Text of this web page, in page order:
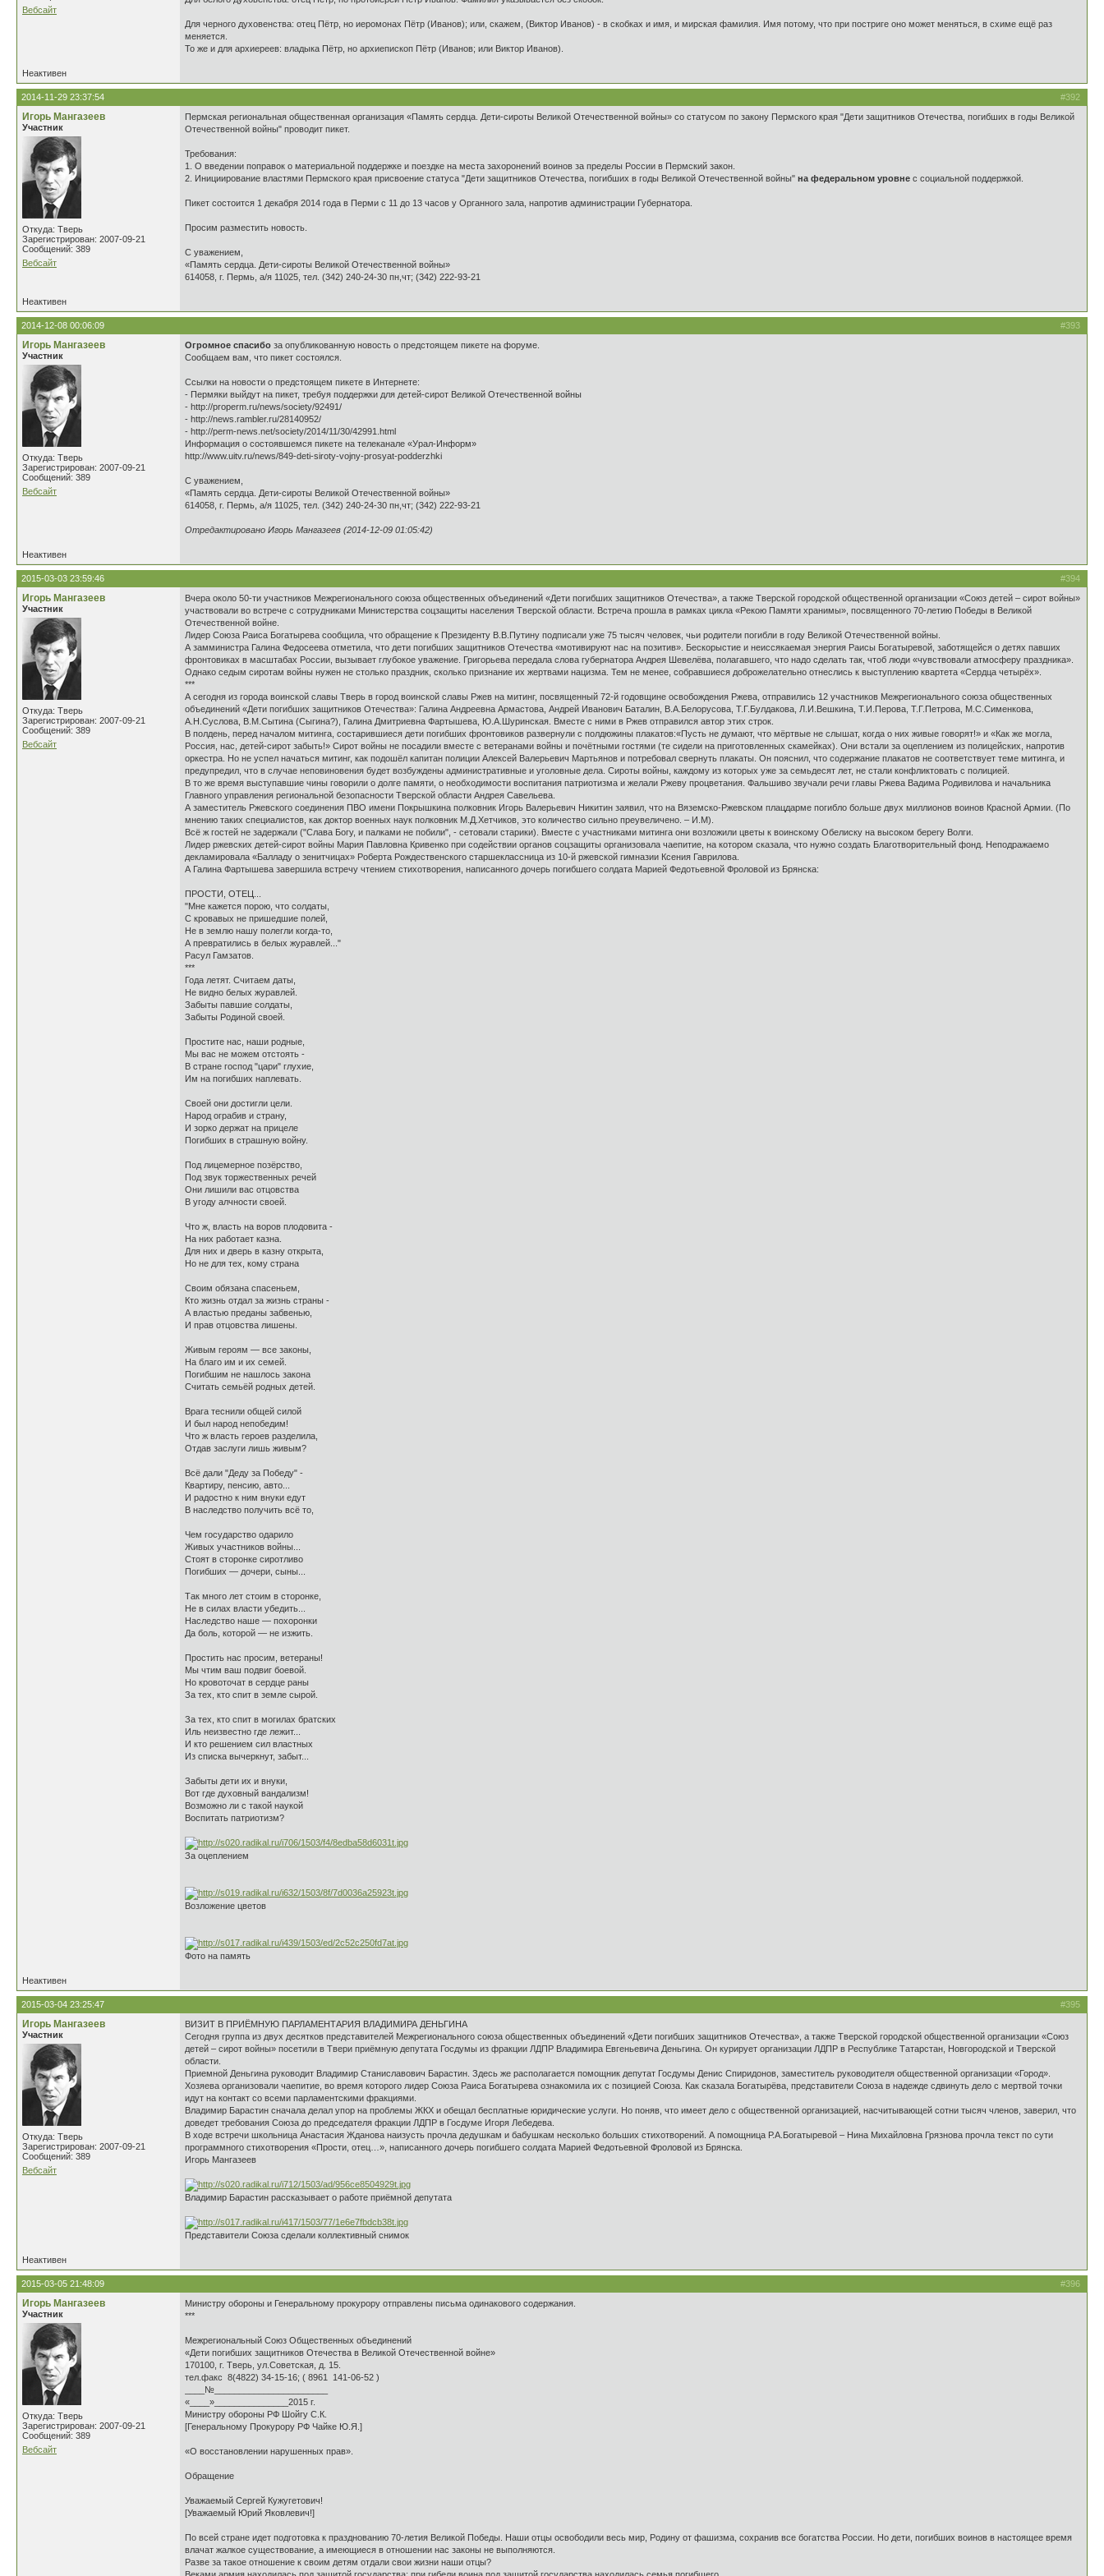
Вебсайт
Для черного духовенства: отец Пётр, но иеромонах Пётр (Иванов); или, скажем, (Виктор Иванов) - в скобках и имя, и мирская фамилия. Имя потому, что при постриге оно может меняться, в схиме ещё раз
меняется.
То же и для архиереев: владыка Пётр, но архиепископ Пётр (Иванов; или Виктор Иванов).
Неактивен
#392
2014-11-29 23:37:54
Игорь Мангазеев
Участник
Откуда: Тверь
Зарегистрирован: 2007-09-21
Сообщений: 389
Вебсайт
Пермская региональная общественная организация «Память сердца. Дети-сироты Великой Отечественной войны» со статусом по закону Пермского края "Дети защитников Отечества, погибших в годы Великой
Отечественной войны" проводит пикет.
Требования:
1. О введении поправок о материальной поддержке и поездке на места захоронений воинов за пределы России в Пермский закон.
2. Инициирование властями Пермского края присвоение статуса "Дети защитников Отечества, погибших в годы Великой Отечественной войны" на федеральном уровне с социальной поддержкой.
Пикет состоится 1 декабря 2014 года в Перми с 11 до 13 часов у Органного зала, напротив администрации Губернатора.
Просим разместить новость.
С уважением,
«Память сердца. Дети-сироты Великой Отечественной войны»
614058, г. Пермь, а/я 11025, тел. (342) 240-24-30 пн,чт; (342) 222-93-21
Неактивен
#393
2014-12-08 00:06:09
Игорь Мангазеев
Участник
Откуда: Тверь
Зарегистрирован: 2007-09-21
Сообщений: 389
Вебсайт
Огромное спасибо за опубликованную новость о предстоящем пикете на форуме.
Сообщаем вам, что пикет состоялся.
Ссылки на новости о предстоящем пикете в Интернете:
- Пермяки выйдут на пикет, требуя поддержки для детей-сирот Великой Отечественной войны
- http://properm.ru/news/society/92491/
- http://news.rambler.ru/28140952/
- http://perm-news.net/society/2014/11/30/42991.html
Информация о состоявшемся пикете на телеканале «Урал-Информ»
http://www.uitv.ru/news/849-deti-siroty-vojny-prosyat-podderzhki
С уважением,
«Память сердца. Дети-сироты Великой Отечественной войны»
614058, г. Пермь, а/я 11025, тел. (342) 240-24-30 пн,чт; (342) 222-93-21
Отредактировано Игорь Мангазеев (2014-12-09 01:05:42)
Неактивен
#394
2015-03-03 23:59:46
Игорь Мангазеев
Участник
Откуда: Тверь
Зарегистрирован: 2007-09-21
Сообщений: 389
Вебсайт
Вчера около 50-ти участников Межрегионального союза общественных объединений «Дети погибших защитников Отечества», а также Тверской городской общественной организации «Союз детей – сирот войны»
участвовали во встрече с сотрудниками Министерства соцзащиты населения Тверской области. Встреча прошла в рамках цикла «Рекою Памяти хранимы», посвященного 70-летию Победы в Великой
Отечественной войне.
Лидер Союза Раиса Богатырева сообщила, что обращение к Президенту В.В.Путину подписали уже 75 тысяч человек, чьи родители погибли в году Великой Отечественной войны.
А замминистра Галина Федосеева отметила, что дети погибших защитников Отечества «мотивируют нас на позитив». Бескорыстие и неиссякаемая энергия Раисы Богатыревой, заботящейся о детях павших
фронтовиках в масштабах России, вызывает глубокое уважение. Григорьева передала слова губернатора Андрея Шевелёва, полагавшего, что надо сделать так, чтоб люди «чувствовали атмосферу праздника».
Однако седым сиротам войны нужен не столько праздник, сколько признание их жертвами нацизма. Тем не менее, собравшиеся доброжелательно отнеслись к выступлению квартета «Сердца четырёх».
***
А сегодня из города воинской славы Тверь в город воинской славы Ржев на митинг, посвященный 72-й годовщине освобождения Ржева, отправились 12 участников Межрегионального союза общественных
объединений «Дети погибших защитников Отечества»: Галина Андреевна Армастова, Андрей Иванович Баталин, В.А.Белорусова, Т.Г.Булдакова, Л.И.Вешкина, Т.И.Перова, Т.Г.Петрова, М.С.Сименкова,
А.Н.Суслова, В.М.Сытина (Сыгина?), Галина Дмитриевна Фартышева, Ю.А.Шуринская. Вместе с ними в Ржев отправился автор этих строк.
В полдень, перед началом митинга, состарившиеся дети погибших фронтовиков развернули с полдюжины плакатов:«Пусть не думают, что мёртвые не слышат, когда о них живые говорят!» и «Как же могла,
Россия, нас, детей-сирот забыть!» Сирот войны не посадили вместе с ветеранами войны и почётными гостями (те сидели на приготовленных скамейках). Они встали за оцеплением из полицейских, напротив
оркестра. Но не успел начаться митинг, как подошёл капитан полиции Алексей Валерьевич Мартьянов и потребовал свернуть плакаты. Он пояснил, что содержание плакатов не соответствует теме митинга, и
предупредил, что в случае неповиновения будет возбуждены административные и уголовные дела. Сироты войны, каждому из которых уже за семьдесят лет, не стали конфликтовать с полицией.
В то же время выступавшие чины говорили о долге памяти, о необходимости воспитания патриотизма и желали Ржеву процветания. Фальшиво звучали речи главы Ржева Вадима Родивилова и начальника
Главного управления региональной безопасности Тверской области Андрея Савельева.
А заместитель Ржевского соединения ПВО имени Покрышкина полковник Игорь Валерьевич Никитин заявил, что на Вяземско-Ржевском плацдарме погибло больше двух миллионов воинов Красной Армии. (По
мнению таких специалистов, как доктор военных наук полковник М.Д.Хетчиков, это количество сильно преувеличено. – И.М).
Всё ж гостей не задержали ("Слава Богу, и палками не побили", - сетовали старики). Вместе с участниками митинга они возложили цветы к воинскому Обелиску на высоком берегу Волги.
Лидер ржевских детей-сирот войны Мария Павловна Кривенко при содействии органов соцзащиты организовала чаепитие, на котором сказала, что нужно создать Благотворительный фонд. Неподражаемо
декламировала «Балладу о зенитчицах» Роберта Рождественского старшеклассница из 10-й ржевской гимназии Ксения Гаврилова.
А Галина Фартышева завершила встречу чтением стихотворения, написанного дочерь погибшего солдата Марией Федотьевной Фроловой из Брянска:
ПРОСТИ, ОТЕЦ...
"Мне кажется порою, что солдаты,
С кровавых не пришедшие полей,
Не в землю нашу полегли когда-то,
А превратились в белых журавлей..."
Расул Гамзатов.
***
Года летят. Считаем даты,
Не видно белых журавлей.
Забыты павшие солдаты,
Забыты Родиной своей.
Простите нас, наши родные,
Мы вас не можем отстоять -
В стране господ "цари" глухие,
Им на погибших наплевать.
Своей они достигли цели.
Народ ограбив и страну,
И зорко держат на прицеле
Погибших в страшную войну.
Под лицемерное позёрство,
Под звук торжественных речей
Они лишили вас отцовства
В угоду алчности своей.
Что ж, власть на воров плодовита -
На них работает казна.
Для них и дверь в казну открыта,
Но не для тех, кому страна
Своим обязана спасеньем,
Кто жизнь отдал за жизнь страны -
А властью преданы забвенью,
И прав отцовства лишены.
Живым героям — все законы,
На благо им и их семей.
Погибшим не нашлось закона
Считать семьёй родных детей.
Врага теснили общей силой
И был народ непобедим!
Что ж власть героев разделила,
Отдав заслуги лишь живым?
Всё дали "Деду за Победу" -
Квартиру, пенсию, авто...
И радостно к ним внуки едут
В наследство получить всё то,
Чем государство одарило
Живых участников войны...
Стоят в сторонке сиротливо
Погибших — дочери, сыны...
Так много лет стоим в сторонке,
Не в силах власти убедить...
Наследство наше — похоронки
Да боль, которой — не изжить.
Простить нас просим, ветераны!
Мы чтим ваш подвиг боевой.
Но кровоточат в сердце раны
За тех, кто спит в земле сырой.
За тех, кто спит в могилах братских
Иль неизвестно где лежит...
И кто решением сил властных
Из списка вычеркнут, забыт...
Забыты дети их и внуки,
Вот где духовный вандализм!
Возможно ли с такой наукой
Воспитать патриотизм?
За оцеплением
Возложение цветов
Фото на память
Неактивен
#395
2015-03-04 23:25:47
Игорь Мангазеев
Участник
Откуда: Тверь
Зарегистрирован: 2007-09-21
Сообщений: 389
Вебсайт
ВИЗИТ В ПРИЁМНУЮ ПАРЛАМЕНТАРИЯ ВЛАДИМИРА ДЕНЬГИНА
Сегодня группа из двух десятков представителей Межрегионального союза общественных объединений «Дети погибших защитников Отечества», а также Тверской городской общественной организации «Союз
детей – сирот войны» посетили в Твери приёмную депутата Госдумы из фракции ЛДПР Владимира Евгеньевича Деньгина. Он курирует организации ЛДПР в Республике Татарстан, Новгородской и Тверской
области.
Приемной Деньгина руководит Владимир Станиславович Барастин. Здесь же располагается помощник депутат Госдумы Денис Спиридонов, заместитель руководителя общественной организации «Город».
Хозяева организовали чаепитие, во время которого лидер Союза Раиса Богатырева ознакомила их с позицией Союза. Как сказала Богатырёва, представители Союза в надежде сдвинуть дело с мертвой точки
идут на контакт со всеми парламентскими фракциями.
Владимир Барастин сначала делал упор на проблемы ЖКХ и обещал бесплатные юридические услуги. Но поняв, что имеет дело с общественной организацией, насчитывающей сотни тысяч членов, заверил, что
доведет требования Союза до председателя фракции ЛДПР в Госдуме Игоря Лебедева.
В ходе встречи школьница Анастасия Жданова наизусть прочла дедушкам и бабушкам несколько больших стихотворений. А помощница Р.А.Богатыревой – Нина Михайловна Грязнова прочла текст по сути
программного стихотворения «Прости, отец…», написанного дочерь погибшего солдата Марией Федотьевной Фроловой из Брянска.
Игорь Мангазеев
Владимир Барастин рассказывает о работе приёмной депутата
Представители Союза сделали коллективный снимок
Неактивен
#396
2015-03-05 21:48:09
Игорь Мангазеев
Участник
Откуда: Тверь
Зарегистрирован: 2007-09-21
Сообщений: 389
Вебсайт
Министру обороны и Генеральному прокурору отправлены письма одинакового содержания.
***
Межрегиональный Союз Общественных объединений
«Дети погибших защитников Отечества в Великой Отечественной войне»
170100, г. Тверь, ул.Советская, д. 15.
тел.факс 8(4822) 34-15-16; ( 8961 141-06-52 )
____№_______________________
«____»_______________2015 г.
Министру обороны РФ Шойгу С.К.
[Генеральному Прокурору РФ Чайке Ю.Я.]
«О восстановлении нарушенных прав».
Обращение
Уважаемый Сергей Кужугетович!
[Уважаемый Юрий Яковлевич!]
По всей стране идет подготовка к празднованию 70-летия Великой Победы. Наши отцы освободили весь мир, Родину от фашизма, сохранив все богатства России. Но дети, погибших воинов в настоящее время
влачат жалкое существование, а имеющиеся в отношении нас законы не выполняются.
Разве за такое отношение к своим детям отдали свои жизни наши отцы?